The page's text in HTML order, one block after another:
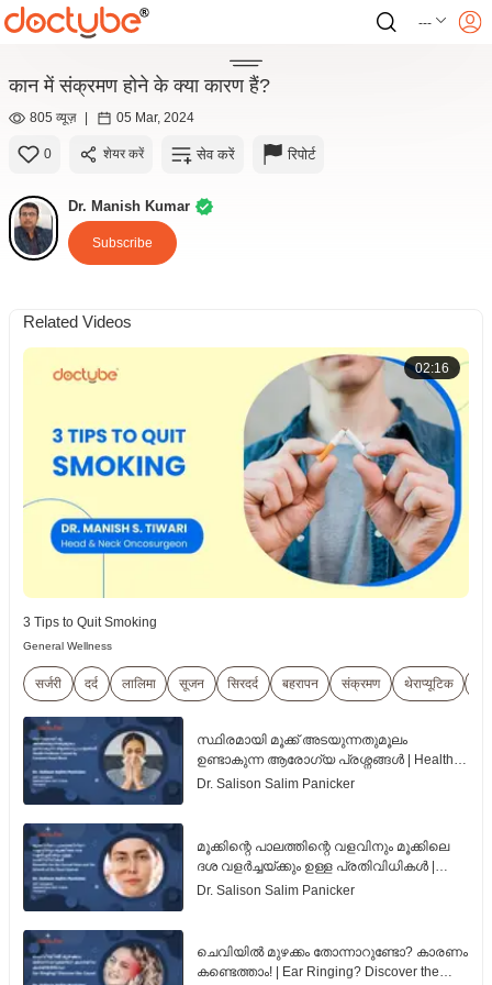
---
कान में संक्रमण होने के क्या कारण हैं?
805 व्यूज़ | 05 Mar, 2024
0 शेयर करें सेव करें रिपोर्ट
Dr. Manish Kumar
Subscribe
Related Videos
02:16
3 Tips to Quit Smoking
General Wellness
सर्जरी दर्द लालिमा सूजन सिरदर्द बहरापन संक्रमण थेराप्यूटिक
സ്ഥിരമായി മൂക്ക് അടയുന്നതുമൂലം
ഉണ്ടാകുന്ന ആരോഗ്യ പ്രശ്നങ്ങൾ | Health
Problems Caused by Constant Nasal Block |
Dr. Salison Salim Panicker
മൂക്കിന്റെ പാലത്തിന്റെ വളവിനും മൂക്കിലെ
ദശ വളർച്ചയ്ക്കും ഉള്ള പ്രതിവിധികൾ |
Remedies for the Curved Nose and the
Dr. Salison Salim Panicker
ചെവിയിൽ മുഴക്കം തോന്നാറുണ്ടോ? കാരണം
കണ്ടെത്താം! | Ear Ringing? Discover the